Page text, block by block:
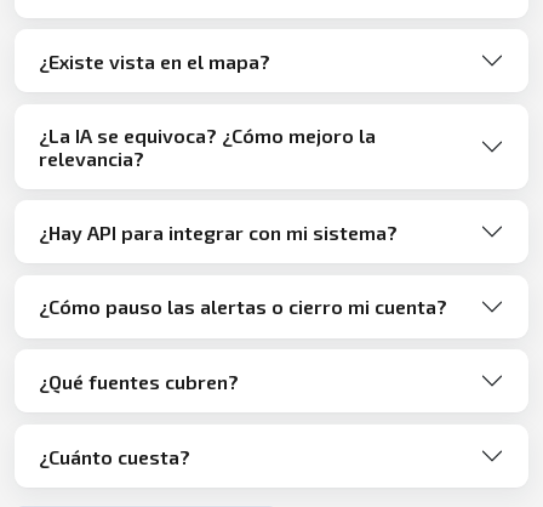
¿Existe vista en el mapa?
¿La IA se equivoca? ¿Cómo mejoro la
relevancia?
¿Hay API para integrar con mi sistema?
¿Cómo pauso las alertas o cierro mi cuenta?
¿Qué fuentes cubren?
¿Cuánto cuesta?